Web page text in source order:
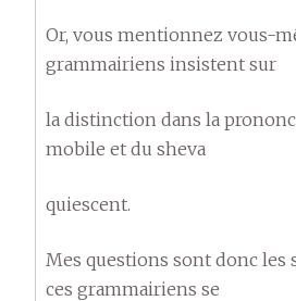
Or, vous mentionnez vous-
grammairiens insistent sur
la distinction dans la
mobile et du sheva
quiescent.
Mes questions sont donc les
ces grammairiens se